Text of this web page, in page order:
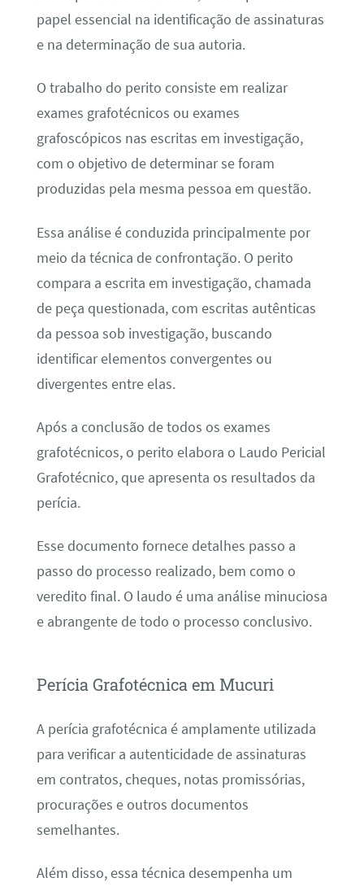
papel essencial na identificação de assinaturas
e na determinação de sua autoria.
O trabalho do perito consiste em realizar
exames grafotécnicos ou exames
grafoscópicos nas escritas em investigação,
com o objetivo de determinar se foram
produzidas pela mesma pessoa em questão.
Essa análise é conduzida principalmente por
meio da técnica de confrontação. O perito
compara a escrita em investigação, chamada
de peça questionada, com escritas autênticas
da pessoa sob investigação, buscando
identificar elementos convergentes ou
divergentes entre elas.
Após a conclusão de todos os exames
grafotécnicos, o perito elabora o Laudo Pericial
Grafotécnico, que apresenta os resultados da
perícia.
Esse documento fornece detalhes passo a
passo do processo realizado, bem como o
veredito final. O laudo é uma análise minuciosa
e abrangente de todo o processo conclusivo.
Perícia Grafotécnica em Mucuri
A perícia grafotécnica é amplamente utilizada
para verificar a autenticidade de assinaturas
em contratos, cheques, notas promissórias,
procurações e outros documentos
semelhantes.
Além disso, essa técnica desempenha um